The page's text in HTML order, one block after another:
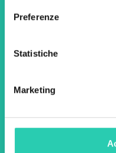
Preferenze
Statistiche
Marketing
iniziative.
Nome *
l'archiviazione e la